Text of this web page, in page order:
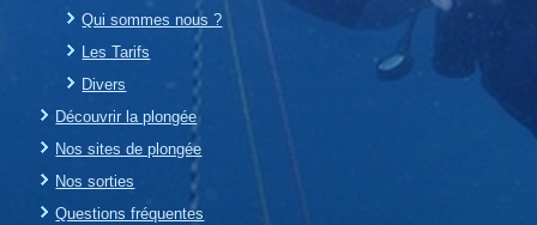
Qui sommes nous ?
Les Tarifs
Divers
Découvrir la plongée
Nos sites de plongée
Nos sorties
Questions fréquentes